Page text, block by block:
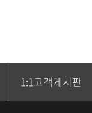
1:1고객게시판